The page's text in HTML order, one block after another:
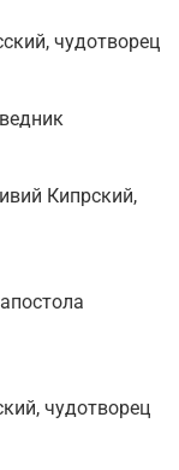
чудотворец
Кипрский,
чудотворец